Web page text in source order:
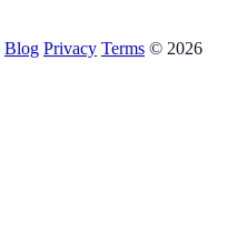
Blog Privacy Terms © 2026